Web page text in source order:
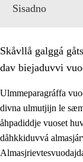
Sisadno
Skåvllå galggá
dav biejaduvvi
Ulmmeparagráffa
divna ulmutjijn le
åhpadiddje vuoset
dåhkkiduvvá